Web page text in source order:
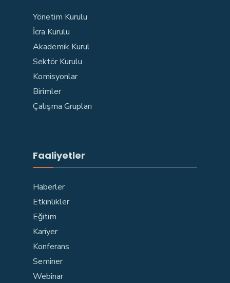
Yönetim Kurulu
İcra Kurulu
Akademik Kurul
Sektör Kurulu
Komisyonlar
Birimler
Çalışma Grupları
Faaliyetler
Haberler
Etkinlikler
Eğitim
Kariyer
Konferans
Seminer
Webinar